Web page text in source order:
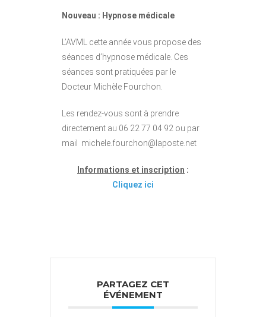
Nouveau : Hypnose médicale
L’AVML cette année vous propose des
séances d’hypnose médicale. Ces
séances sont pratiquées par le
Docteur Michèle Fourchon.
Les rendez-vous sont à prendre
directement au 06 22 77 04 92 ou par
mail michele.fourchon@laposte.net
Informations et inscription :
Cliquez ici
PARTAGEZ CET
ÉVÉNEMENT